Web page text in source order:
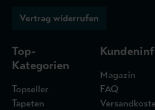
Vertrag widerrufen
Top-
Kategorien
Topseller
Tapeten
Magazin
FAQ